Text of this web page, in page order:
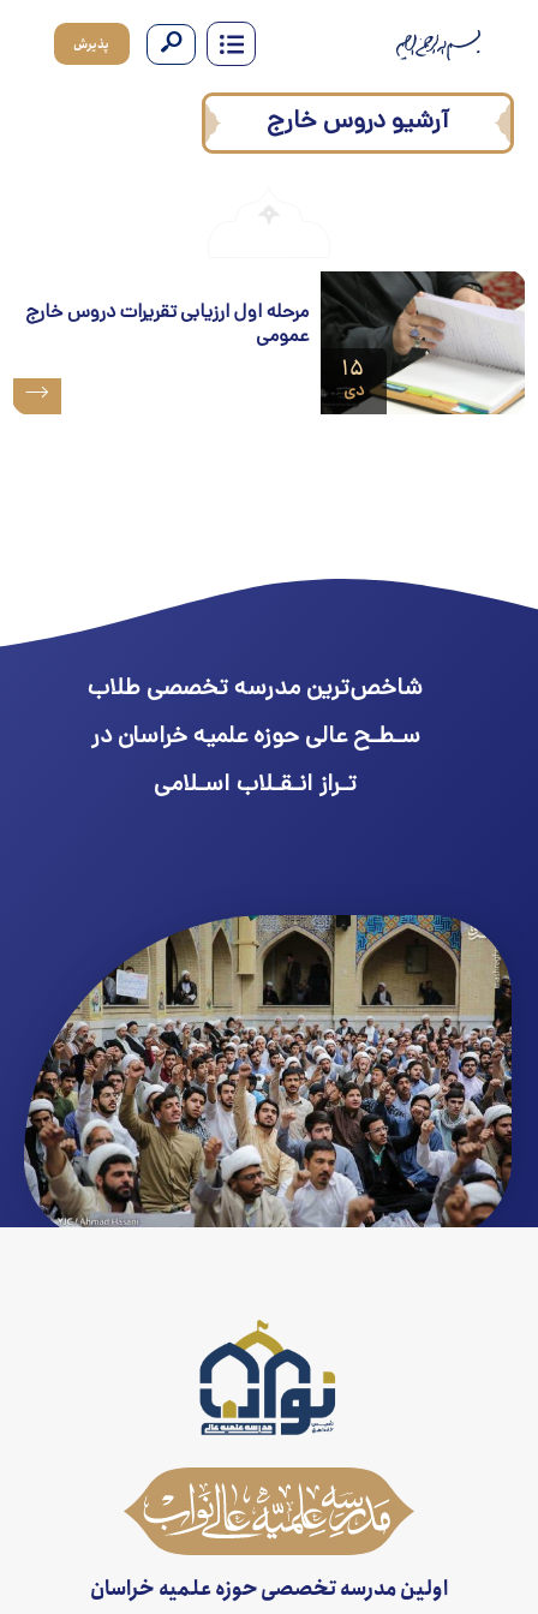
آرشیو دروس خارج
۱۵
دی
مرحله اول ارزیابی تقریرات دروس خارج
عمومی
شاخص‌ترین مدرسه تخصصی طلاب
سـطـح عالی حوزه علمیه خراسان در
تـراز انـقـلاب اسـلامی
اولین مدرسه تخصصی حوزه علمیه خراسان